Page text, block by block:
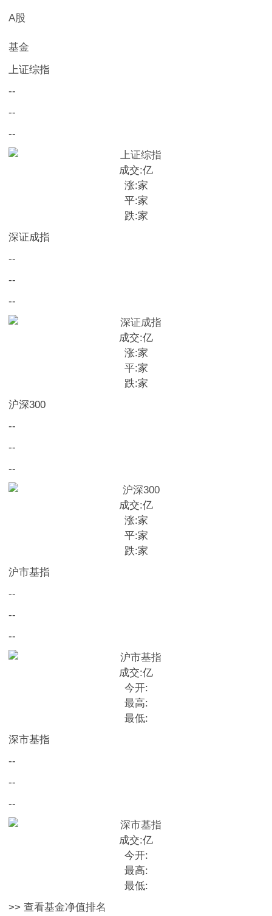
A股
基金
上证综指
--
--
--
成交:亿
涨:家
平:家
跌:家
深证成指
--
--
--
成交:亿
涨:家
平:家
跌:家
沪深300
--
--
--
成交:亿
涨:家
平:家
跌:家
沪市基指
--
--
--
成交:亿
今开:
最高:
最低:
深市基指
--
--
--
成交:亿
今开:
最高:
最低:
>> 查看基金净值排名